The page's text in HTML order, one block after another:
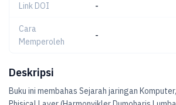
Link DOI -
Cara
Memperoleh
-
Deskripsi
Buku ini membahas Sejarah jaringan